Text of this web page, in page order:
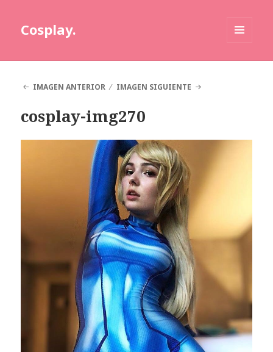
Cosplay.
IMAGEN ANTERIOR
IMAGEN SIGUIENTE
cosplay-img270